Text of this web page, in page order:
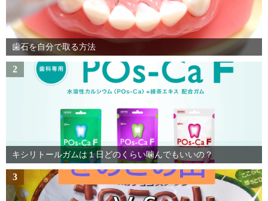
歯石を自分で取る方法
2
キシリトールガムは１日どのくらい噛んでもいいの？
3